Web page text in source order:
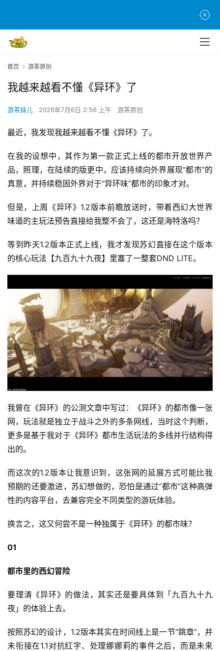
首页 游茶原创
我越来越看不懂《异环》了
游茶妹儿 2026年7月6日 2:56 上午 游茶原创
最近，我发现我越来越看不懂《异环》了。
在我的设想中，其作为第一款正式上线的都市开放世界产
品，照理，在陆续的版更中，应该持续向外界展现“都市”的
真意，并持续稳固外界对于“异环味”都市的印象才对。
但是，上周《异环》1.2版本前瞻放送时，带着西幻大世界
味道的主玩法预告直接给我整不会了，这还是海特洛吗？
等到昨天1.2版本正式上线，我才发现苏幻直接在这个版本
的核心玩法【九百九十九夜】里塞了一整套DND LITE。
我曾在《异环》的公测文章中写过：《异环》的都市像一张
网，玩法就是独立于战斗之外的多条网线，当时这个判断，
更多是基于我对于《异环》都市生活玩法的多线并行结构得
出的。
而这次的1.2版本让我意识到，这张网的延展方式可能比我
预期的还要激进，苏幻想做的，恐怕是通过“都市”这种高弹
性的内容平台，去兼容完全不同类型的游玩体验。
换言之，这又何尝不是一种独属于《异环》的都市味？
01
都市里的西幻冒险
要理清《异环》的做法，其实还是要具体到「九百九十九
夜」的体验上去。
按照苏幻的设计，1.2版本其实在时间线上是一节“跳章”，并
未衔接在1.1对抗红字、处理娜娜莉的事件之后，而是未来